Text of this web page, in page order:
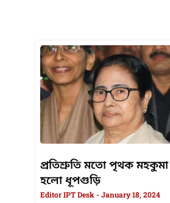
প্রতিশ্রুতি মতো পৃথক মহকুমা
হলো ধূপগুড়ি
Editor IPT Desk January 18, 2024